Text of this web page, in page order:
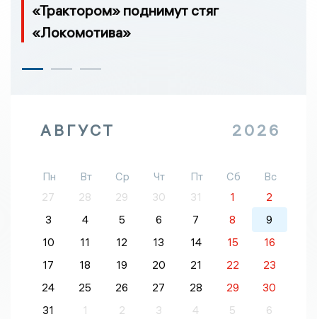
«Трактором» поднимут стяг
«Локомотива»
АВГУСТ 2026
Пн Вт Ср Чт Пт Сб
Вс
27
28 29 30 31 1
2
3
4 5 6 7 8
9
10
11 12 13 14 15
16
17
18 19 20 21 22
23
24
25 26 27 28 29
30
31
1 2 3 4 5 6